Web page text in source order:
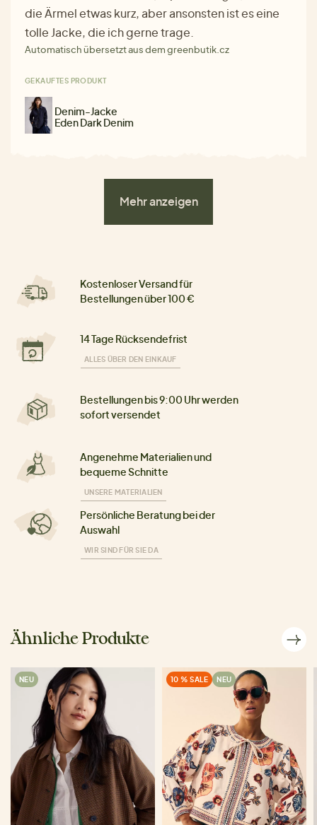
die Ärmel etwas kurz, aber ansonsten ist es eine
tolle Jacke, die ich gerne trage.
Automatisch übersetzt aus dem greenbutik.cz
GEKAUFTES PRODUKT
Denim-Jacke
Eden Dark Denim
Mehr anzeigen
Kostenloser Versand für
Bestellungen über 100 €
14 Tage Rücksendefrist
ALLES ÜBER DEN EINKAUF
Bestellungen bis 9:00 Uhr werden
sofort versendet
Angenehme Materialien und
bequeme Schnitte
UNSERE MATERIALIEN
Persönliche Beratung bei der
Auswahl
WIR SIND FÜR SIE DA
Ähnliche Produkte
NEU 10 % SALE NEU